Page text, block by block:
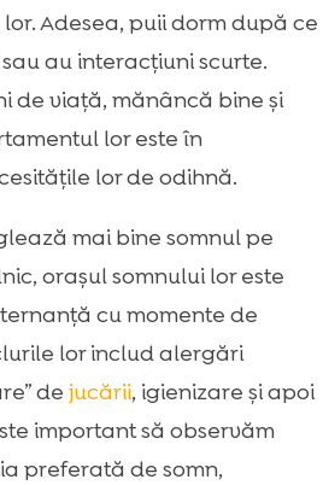
Adesea, puii dorm după ce
au interacțiuni scurte.
de viață, mănâncă bine și
lor este în
lor de odihnă.
mai bine somnul pe
orașul somnului lor este
cu momente de
lor includ alergări
de jucării, igienizare și apoi
important să observăm
preferată de somn,